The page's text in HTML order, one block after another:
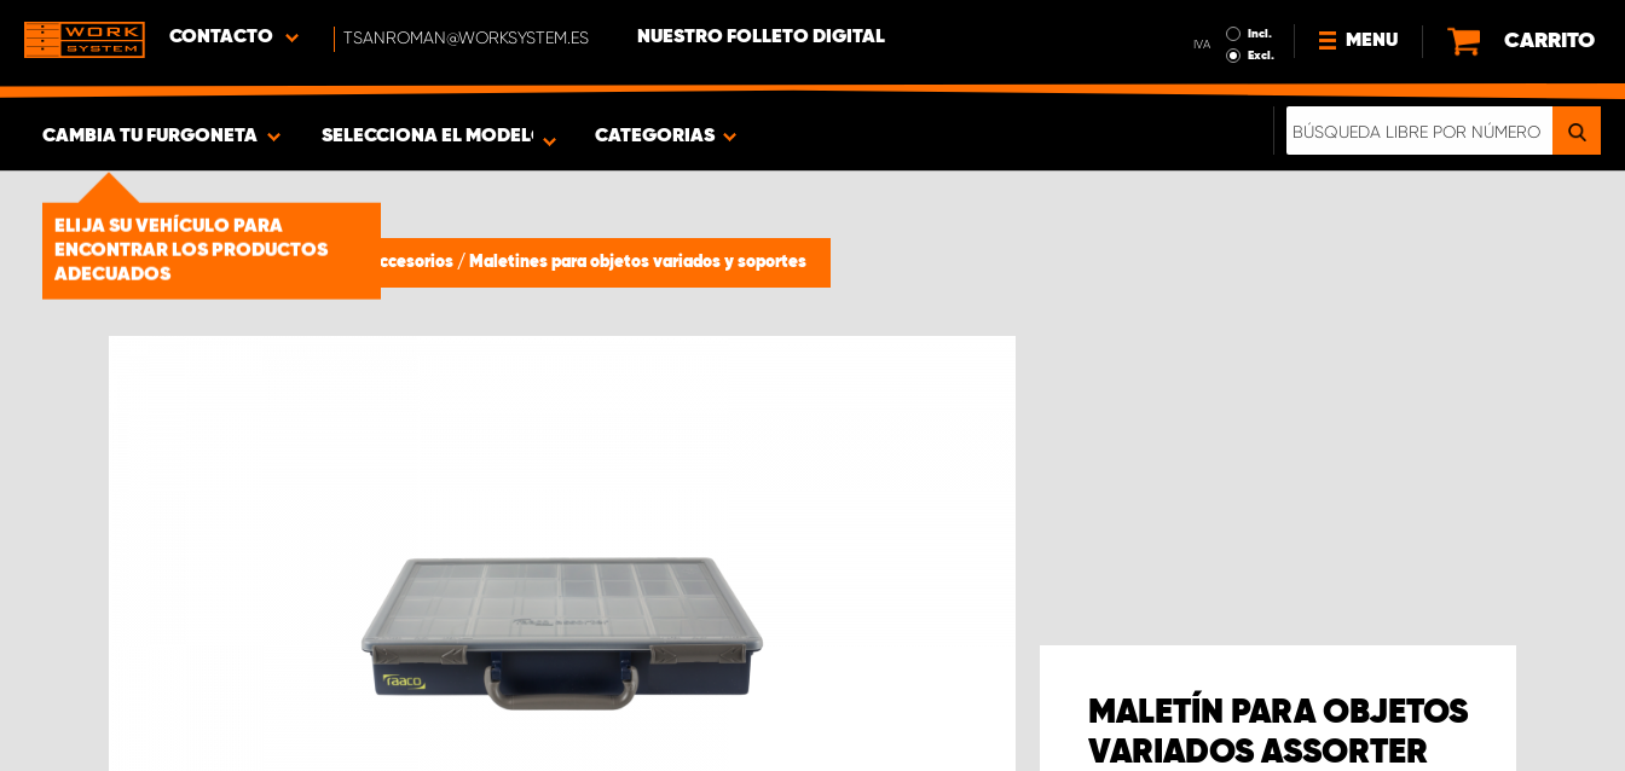
CONTACTO TSANROMAN@WORKSYSTEM.ES NUESTRO FOLLETO DIGITAL IVA
Incl.
Excl.
MENU
NOTICIAS
CARRITO
CAMBIA TU FURGONETA
ELIJA SU VEHÍCULO PARA
ENCONTRAR LOS PRODUCTOS
ADECUADOS
MOSTRAR RESULTADOS -
PRODUCTOS
SELECCIONA EL MODELO CATEGORIAS
Estanterías para furgonetas Accesorios / Maletines para objetos variados y soportes
MALETÍN PARA OBJETOS
VARIADOS ASSORTER